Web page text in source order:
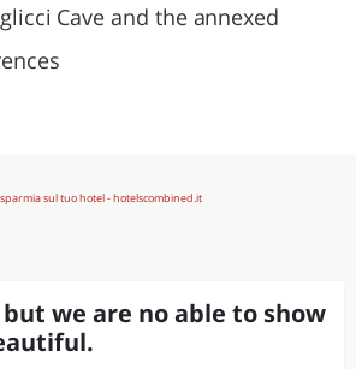
Cave and the annexed
we are no able to show